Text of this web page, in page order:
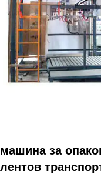
машина за
лентов